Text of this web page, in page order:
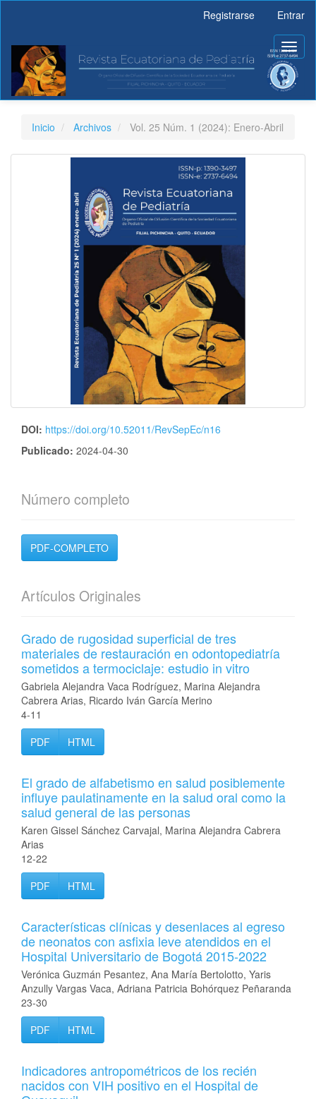
principal
Barra
lateral
Registrarse Entrar
Inicio Archivos Vol. 25 Núm. 1 (2024): Enero-Abril
DOI: https://doi.org/10.52011/RevSepEc/n16
Publicado: 2024-04-30
Número completo
PDF-COMPLETO
Artículos Originales
Grado de rugosidad superficial de tres
materiales de restauración en odontopediatría
sometidos a termociclaje: estudio in vitro
Gabriela Alejandra Vaca Rodríguez, Marina Alejandra
Cabrera Arias, Ricardo Iván García Merino
4-11
PDF
HTML
El grado de alfabetismo en salud posiblemente
influye paulatinamente en la salud oral como la
salud general de las personas
Karen Gissel Sánchez Carvajal, Marina Alejandra Cabrera
Arias
12-22
PDF
HTML
Características clínicas y desenlaces al egreso
de neonatos con asfixia leve atendidos en el
Hospital Universitario de Bogotá 2015-2022
Verónica Guzmán Pesantez, Ana María Bertolotto, Yaris
Anzully Vargas Vaca, Adriana Patricia Bohórquez Peñaranda
23-30
PDF
HTML
Indicadores antropométricos de los recién
nacidos con VIH positivo en el Hospital de